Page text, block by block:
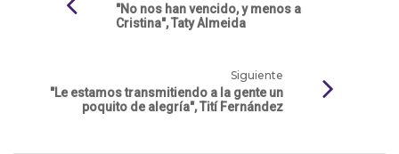
"No nos han vencido, y menos a
Cristina", Taty Almeida
Siguiente
"Le estamos transmitiendo a la gente un
poquito de alegría", Tití Fernández